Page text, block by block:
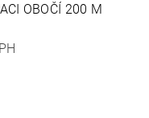
OBOČÍ 200 M